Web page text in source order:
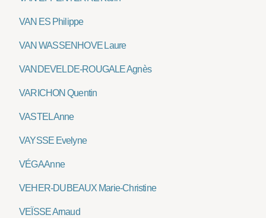
VAN ES Philippe
VAN WASSENHOVE Laure
VANDEVELDE-ROUGALE Agnès
VARICHON Quentin
VASTEL Anne
VAYSSE Evelyne
VÉGA Anne
VEHER-DUBEAUX Marie-Christine
VEÏSSE Arnaud